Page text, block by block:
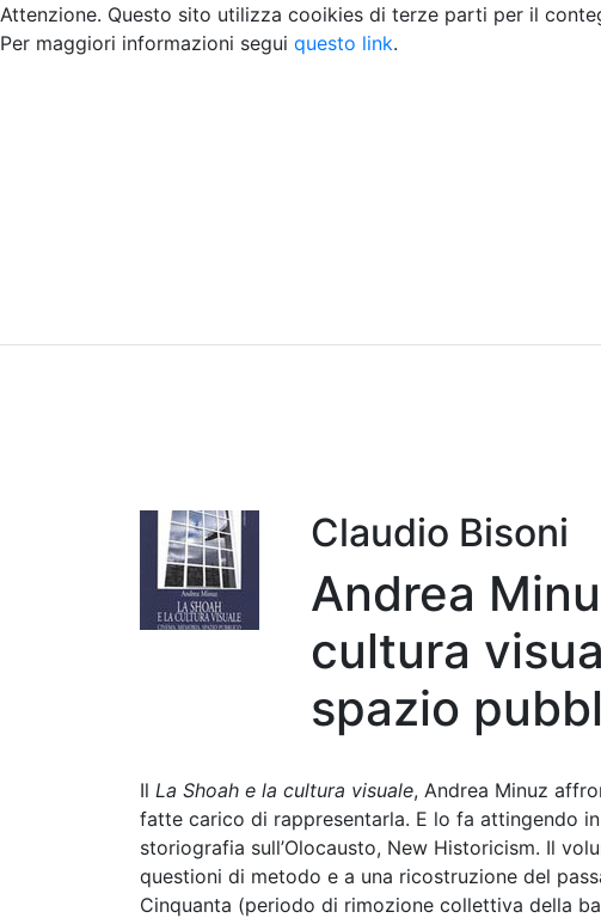
Attenzione. Questo sito utilizza cooikies di terze parti per il
Per maggiori informazioni segui questo link.
Claudio Bisoni
Andrea
cultura
spazio
Il La Shoah e la cultura visuale, Andrea Minuz
fatte carico di rappresentarla. E lo fa attingendo
storiografia sull’Olocausto, New Historicism. Il
questioni di metodo e a una ricostruzione del
Cinquanta (periodo di rimozione collettiva della